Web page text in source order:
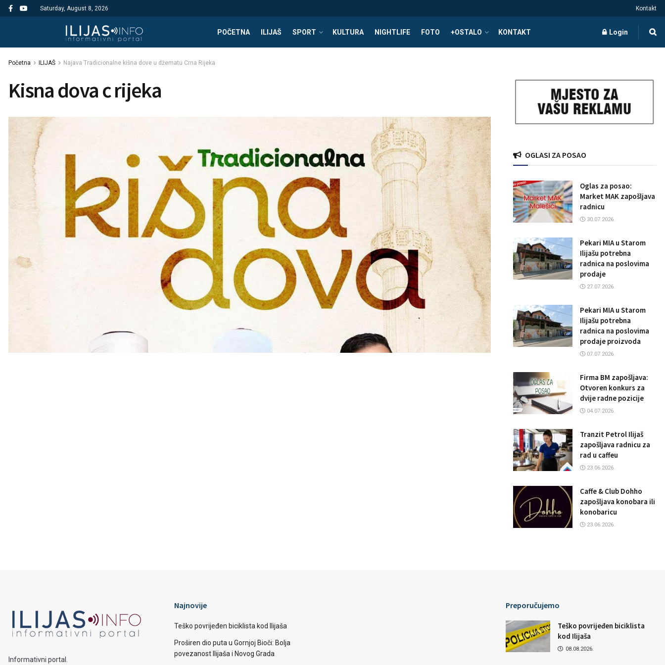
Saturday, August 8, 2026 Kontakt
POČETNA ILIJAŠ SPORT KULTURA NIGHTLIFE FOTO +OSTALO KONTAKT Login
Početna ILIJAŠ Najava Tradicionalne kišna dove u džematu Crna Rijeka
Kisna dova c rijeka
OGLASI ZA POSAO
Oglas za posao:
Market MAK zapošljava
radnicu
30.07.2026.
Pekari MIA u Starom
Ilijašu potrebna
radnica na poslovima
prodaje
27.07.2026.
Pekari MIA u Starom
Ilijašu potrebna
radnica na poslovima
prodaje proizvoda
07.07.2026.
Firma BM zapošljava:
Otvoren konkurs za
dvije radne pozicije
04.07.2026.
Tranzit Petrol Ilijaš
zapošljava radnicu za
rad u caffeu
23.06.2026.
Caffe & Club Dohho
zapošljava konobara ili
konobaricu
23.06.2026.
Informativni portal.
Najnovije
Teško povrijeđen biciklista kod Ilijaša
Proširen dio puta u Gornjoj Bioči: Bolja
povezanost Ilijaša i Novog Grada
Preporučujemo
Teško povrijeđen biciklista
kod Ilijaša
08.08.2026.